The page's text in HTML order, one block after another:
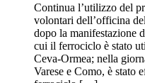
Continua l’utilizzo del
volontari dell’officina
dopo la manifestazione
cui il ferrociclo è stato
Ceva-Ormea; nella
Varese e Como, è stato